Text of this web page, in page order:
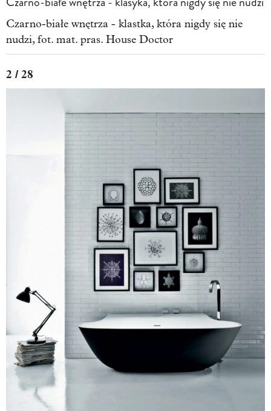
Czarno-białe wnętrza - klastka, która nigdy się nie
nudzi, fot. mat. pras. House Doctor
2 / 28